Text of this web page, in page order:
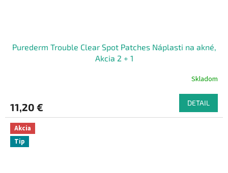
Purederm Trouble Clear Spot Patches Náplasti na akné,
Akcia 2 + 1
Skladom
11,20 € DETAIL
Akcia
Tip